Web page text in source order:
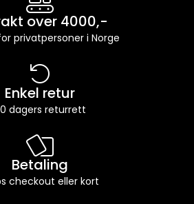
over 4000,-
privatpersoner i Norge
Enkel retur
dagers returrett
Betaling
checkout eller kort